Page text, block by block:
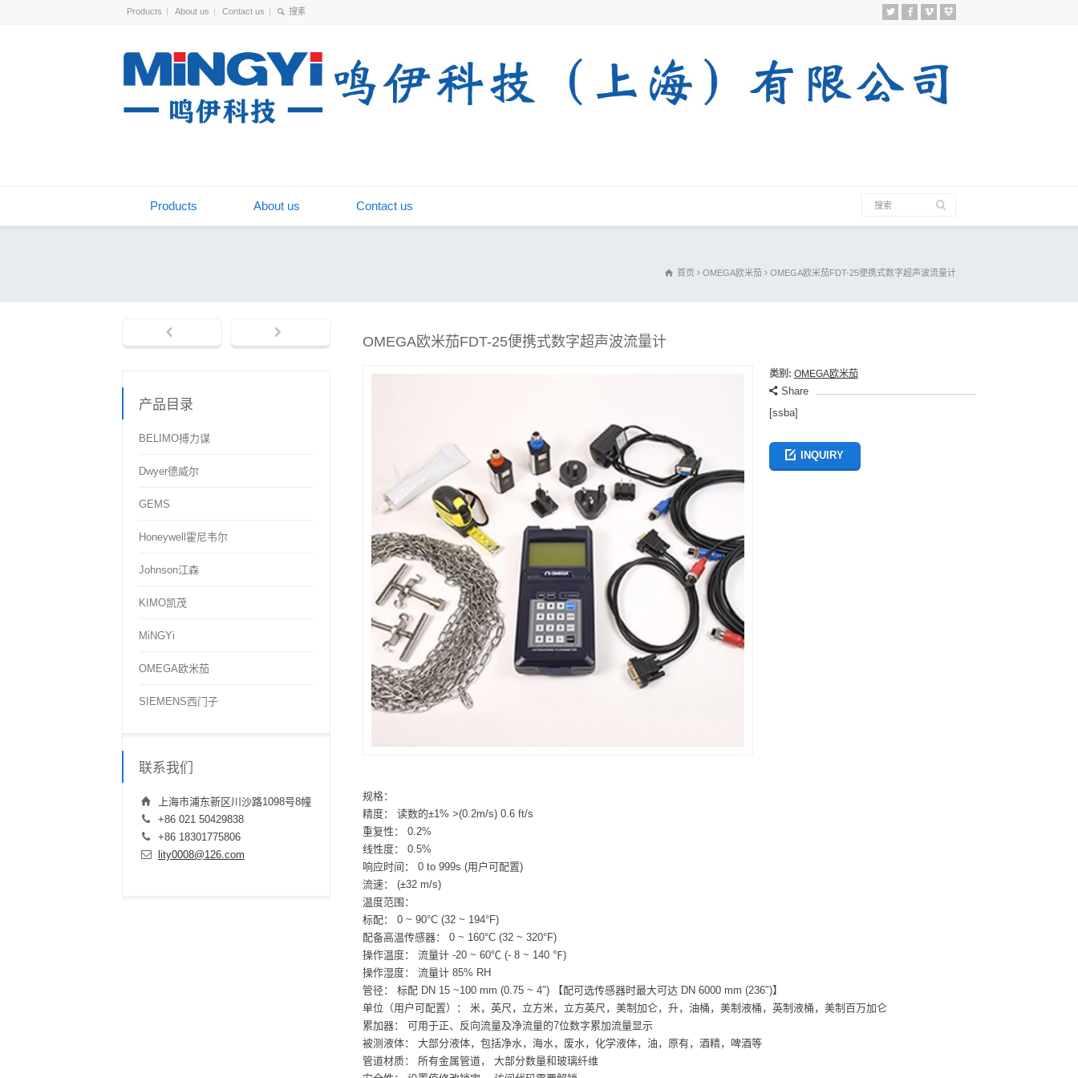
Products About us Contact us
Products About us Contact us
首页 OMEGA欧米茄 OMEGA欧米茄FDT-25便携式数字超声波流量计
OMEGA欧米茄FDT-25便携式数字超声波流量计
类别: OMEGA欧米茄
Share
[ssba]
INQUIRY
规格：
精度： 读数的±1% >(0.2m/s) 0.6 ft/s
重复性： 0.2%
线性度： 0.5%
响应时间： 0 to 999s (用户可配置)
流速： (±32 m/s)
温度范围：
标配： 0 ~ 90°C (32 ~ 194°F)
配备高温传感器： 0 ~ 160°C (32 ~ 320°F)
操作温度： 流量计 -20 ~ 60℃ (- 8 ~ 140 ℉)
操作湿度： 流量计 85% RH
管径： 标配 DN 15 ~100 mm (0.75 ~ 4″) 【配可选传感器时最大可达 DN 6000 mm (236″)】
单位（用户可配置）： 米，英尺，立方米，立方英尺，美制加仑，升，油桶，美制液桶，英制液桶，美制百万加仑
累加器： 可用于正、反向流量及净流量的7位数字累加流量显示
被测液体： 大部分液体，包括净水，海水，废水，化学液体，油，原有，酒精，啤酒等
管道材质： 所有金属管道， 大部分数量和玻璃纤维
产品目录
BELIMO搏力谋
Dwyer德威尔
GEMS
Honeywell霍尼韦尔
Johnson江森
KIMO凯茂
MiNGYi
OMEGA欧米茄
SIEMENS西门子
联系我们
上海市浦东新区川沙路1098号8幢
+86 021 50429838
+86 18301775806
lity0008@126.com